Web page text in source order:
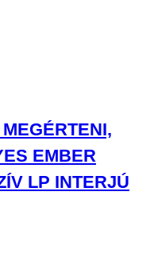
EMBER
LP INTERJÚ